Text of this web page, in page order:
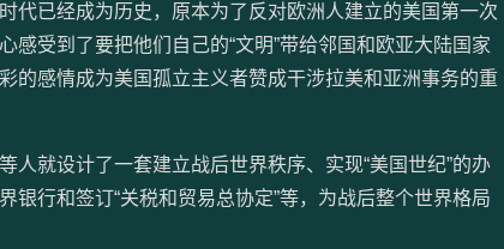
代已经成为历史，原本为了反对欧洲人建立的美国第一次
受到了要把他们自己的“文明”带给邻国和欧亚大陆国家
的感情成为美国孤立主义者赞成干涉拉美和亚洲事务的重
就设计了一套建立战后世界秩序、实现“美国世纪”的办
行和签订“关税和贸易总协定”等，为战后整个世界格局